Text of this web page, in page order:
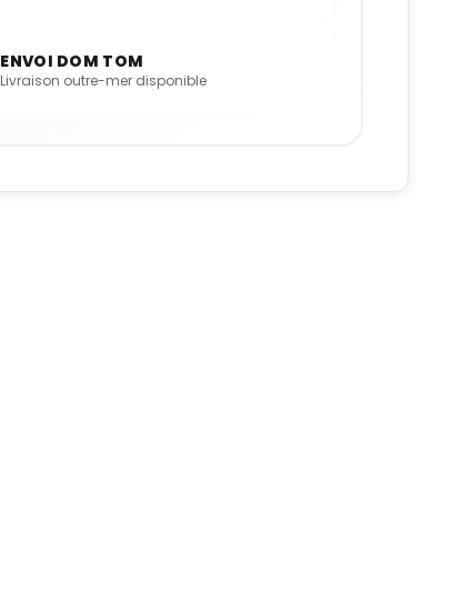
ENVOI DOM TOM
Livraison outre-mer disponible